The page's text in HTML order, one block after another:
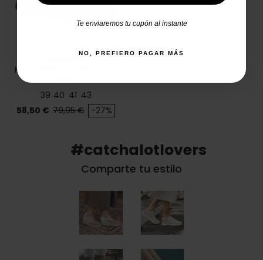
HIMALAYA
Mocasines casual de piel
39 40 41 43
Precio
58,50 € Precio base
79,95 € -27%
#catchalotlovers
Comparte tu estilo
Te enviaremos tu cupón al instante
NO, PREFIERO PAGAR MÁS